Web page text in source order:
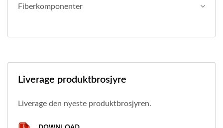
Fiberkomponenter
Liverage produktbrosjyre
Liverage den nyeste produktbrosjyren.